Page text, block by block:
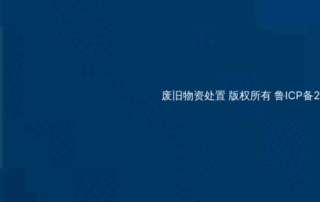
废旧物资处置 版权所有 鲁ICP备